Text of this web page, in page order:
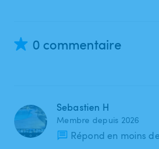
0 commentaire
Sebastien H
Membre depuis 2026
Répond en moins